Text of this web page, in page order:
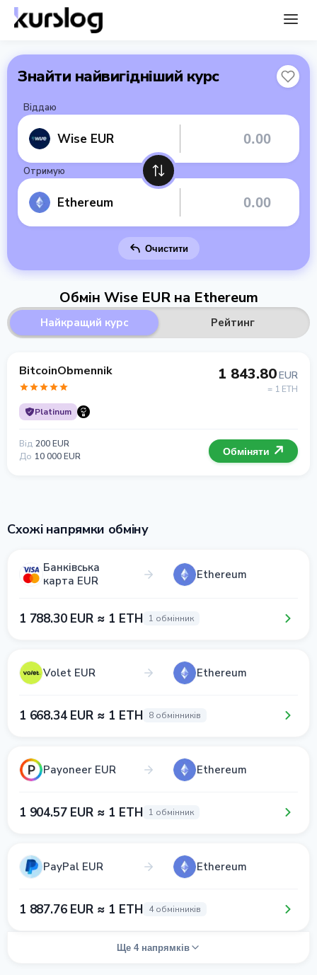
Знайти найвигідніший курс
Віддаю
Wise EUR
Отримую
Ethereum
Очистити
Обмін Wise EUR на Ethereum
Найкращий курс Рейтинг
BitcoinObmennik
Platinum
1 843.80EUR
= 1 ETH
Від 200 EUR
До 10 000 EUR Обміняти
Схожі напрямки обміну
Банківська
карта EUR
Ethereum
1 788.30 EUR ≈ 1 ETH 1 обмінник
Volet EUR Ethereum
1 668.34 EUR ≈ 1 ETH 8 обмінників
Payoneer EUR Ethereum
1 904.57 EUR ≈ 1 ETH 1 обмінник
PayPal EUR Ethereum
1 887.76 EUR ≈ 1 ETH 4 обмінників
Ще 4 напрямків